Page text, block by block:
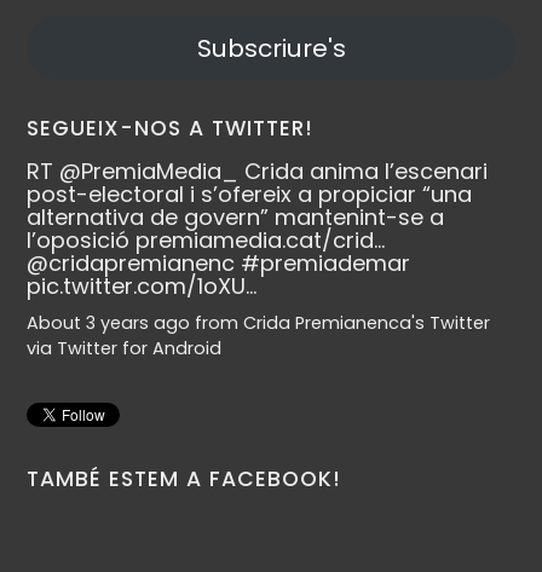
Subscriure's
SEGUEIX-NOS A TWITTER!
RT @PremiaMedia_ Crida anima l’escenari
post-electoral i s’ofereix a propiciar “una
alternativa de govern” mantenint-se a
l’oposició premiamedia.cat/crid…
@cridapremianenc #premiademar
pic.twitter.com/1oXU…
About 3 years ago fromCrida Premianenca's Twitter
via Twitter for Android
TAMBÉ ESTEM A FACEBOOK!